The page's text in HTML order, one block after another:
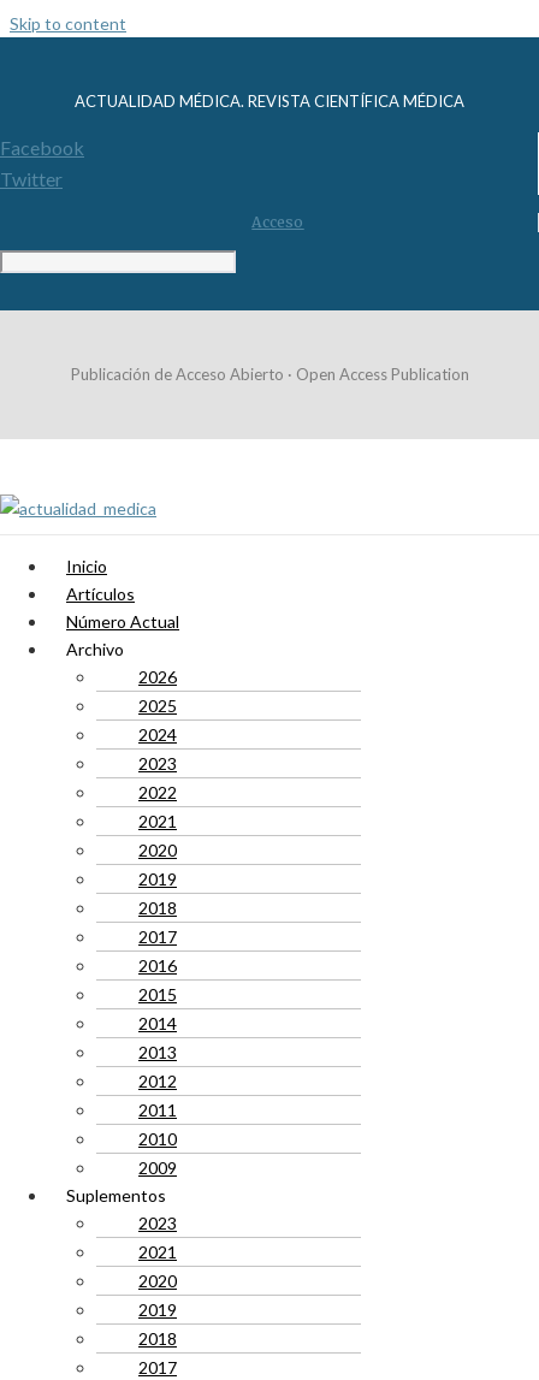
Skip to content
ACTUALIDAD MÉDICA. REVISTA CIENTÍFICA MÉDICA
Facebook
Twitter
Acceso
Publicación de Acceso Abierto · Open Access Publication
Inicio
Artículos
Número Actual
Archivo
2026
2025
2024
2023
2022
2021
2020
2019
2018
2017
2016
2015
2014
2013
2012
2011
2010
2009
Suplementos
2023
2021
2020
2019
2018
2017